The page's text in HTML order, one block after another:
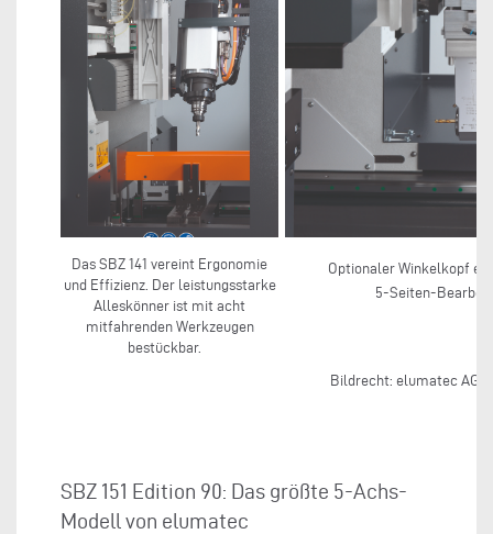
Das SBZ 141 vereint Ergonomie
und Effizienz. Der leistungsstarke
Alleskönner ist mit acht
mitfahrenden Werkzeugen
bestückbar.
Optionaler Winkelkopf
5-Seiten-
Bildrecht: elumatec AG,
SBZ 151 Edition 90: Das größte 5-Achs-
Modell von elumatec